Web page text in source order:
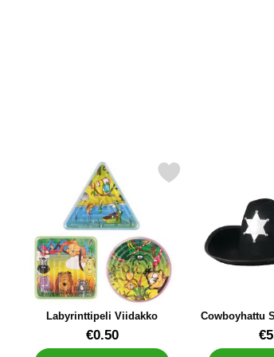
Labyrinttipeli Viidakko
Tuote.nro 12480€0.50
Merkitse labyrinttipeli Viidakko suosikiksi
Cowboyhattu
Tuote.nro 85106
Merkitse